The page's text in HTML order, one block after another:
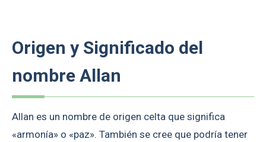
Origen y Significado del
nombre Allan
Allan es un nombre de origen celta que significa
«armonía» o «paz». También se cree que podría tener